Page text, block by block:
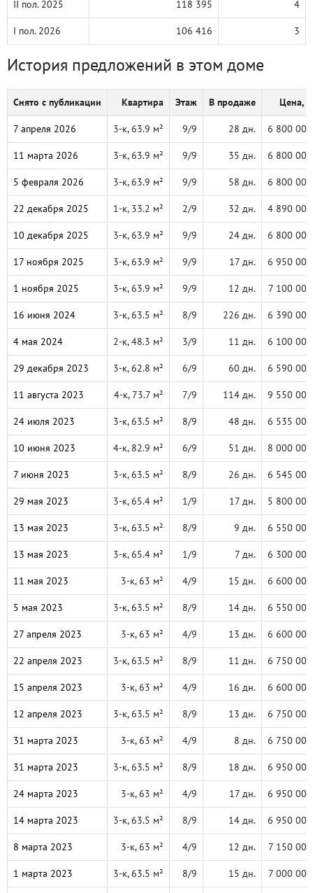
II пол. 2025 118 395 4
I пол. 2026 106 416 3
История предложений в этом доме
Снято с публикации Квартира Этаж В продаже Цена, ₽
7 апреля 2026 3-к, 63.9 м² 9/9 28 дн. 6 800 000
11 марта 2026 3-к, 63.9 м² 9/9 35 дн. 6 800 000
5 февраля 2026 3-к, 63.9 м² 9/9 58 дн. 6 800 000
22 декабря 2025 1-к, 33.2 м² 2/9 32 дн. 4 890 000
10 декабря 2025 3-к, 63.9 м² 9/9 24 дн. 6 800 000
17 ноября 2025 3-к, 63.9 м² 9/9 17 дн. 6 950 000
1 ноября 2025 3-к, 63.9 м² 9/9 12 дн. 7 100 000
16 июня 2024 3-к, 63.5 м² 8/9 226 дн. 6 390 000
4 мая 2024 2-к, 48.3 м² 3/9 11 дн. 6 100 000
29 декабря 2023 3-к, 62.8 м² 6/9 60 дн. 6 590 000
11 августа 2023 4-к, 73.7 м² 7/9 114 дн. 9 550 000
24 июля 2023 3-к, 63.5 м² 8/9 48 дн. 6 535 000
10 июня 2023 4-к, 82.9 м² 6/9 51 дн. 8 000 000
7 июня 2023 3-к, 63.5 м² 8/9 26 дн. 6 545 000
29 мая 2023 3-к, 65.4 м² 1/9 17 дн. 5 800 000
13 мая 2023 3-к, 63.5 м² 8/9 9 дн. 6 550 000
13 мая 2023 3-к, 65.4 м² 1/9 7 дн. 6 300 000
11 мая 2023 3-к, 63 м² 4/9 15 дн. 6 600 000
5 мая 2023 3-к, 63.5 м² 8/9 14 дн. 6 550 000
27 апреля 2023 3-к, 63 м² 4/9 13 дн. 6 600 000
22 апреля 2023 3-к, 63.5 м² 8/9 11 дн. 6 750 000
15 апреля 2023 3-к, 63 м² 4/9 16 дн. 6 600 000
12 апреля 2023 3-к, 63.5 м² 8/9 13 дн. 6 750 000
31 марта 2023 3-к, 63 м² 4/9 8 дн. 6 750 000
31 марта 2023 3-к, 63.5 м² 8/9 18 дн. 6 950 000
24 марта 2023 3-к, 63 м² 4/9 17 дн. 6 950 000
14 марта 2023 3-к, 63.5 м² 8/9 14 дн. 6 950 000
8 марта 2023 3-к, 63 м² 4/9 12 дн. 7 150 000
1 марта 2023 3-к, 63.5 м² 8/9 15 дн. 7 000 000